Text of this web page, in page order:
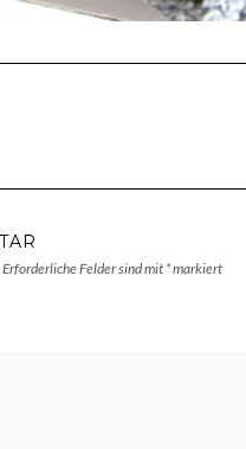
Erforderliche Felder sind mit *markiert